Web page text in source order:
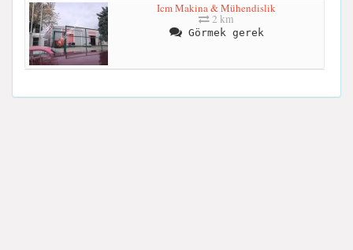
Icm Makina & Mühendislik
2 km
Görmek gerek